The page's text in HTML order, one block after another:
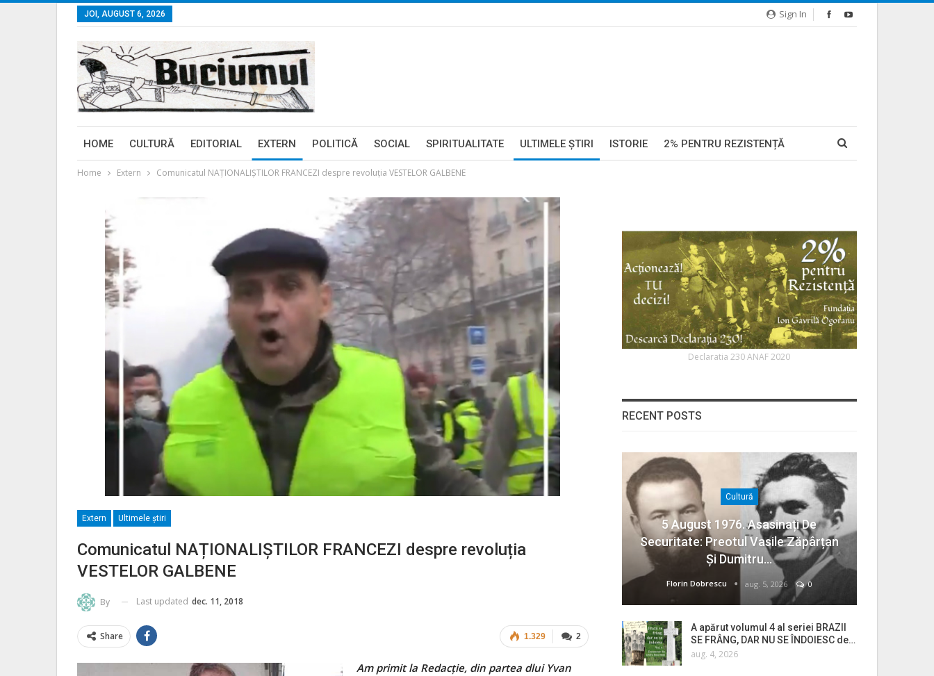
Sign In
JOI, AUGUST 6, 2026
HOME CULTURĂ EDITORIAL EXTERN POLITICĂ SOCIAL SPIRITUALITATE ULTIMELE ŞTIRI ISTORIE 2% PENTRU REZISTENȚĂ
Home Extern Comunicatul NAȚIONALIȘTILOR FRANCEZI despre revoluția VESTELOR GALBENE
Extern Ultimele ştiri
Comunicatul NAȚIONALIȘTILOR FRANCEZI despre revoluția
VESTELOR GALBENE
By Last updated dec. 11, 2018
2
1.329
Share
Am primit la Redacție, din partea dlui Yvan
Declaratia 230 ANAF 2020
RECENT POSTS
Cultură
5 August 1976. Asasinați De
Securitate: Preotul Vasile Zăpârțan
Și Dumitru…
Florin Dobrescu aug. 5, 2026 0
A apărut volumul 4 al seriei BRAZII
SE FRÂNG, DAR NU SE ÎNDOIESC de…
aug. 4, 2026